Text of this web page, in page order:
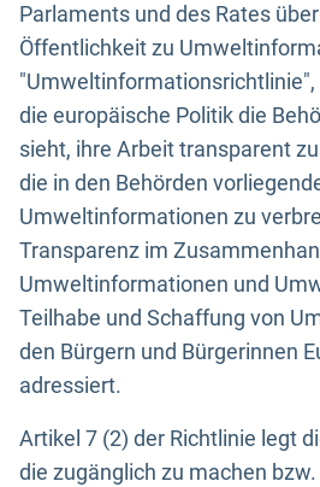
Parlaments und des Rates
Öffentlichkeit zu
die europäische Politik die
sieht, ihre Arbeit transparent
die in den Behörden
Umweltinformationen zu
Transparenz im
Umweltinformationen und
Teilhabe und Schaffung von
den Bürgern und Bürgerinnen
adressiert.
Artikel 7 (2) der Richtlinie legt
die zugänglich zu machen